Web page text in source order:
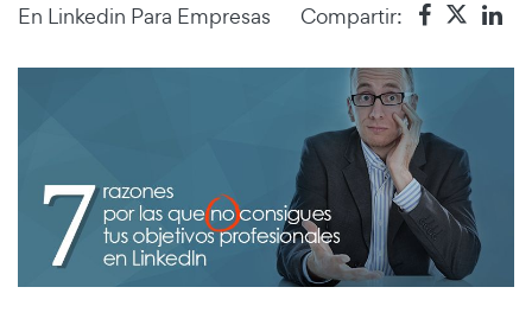
En Linkedin Para Empresas Compartir: